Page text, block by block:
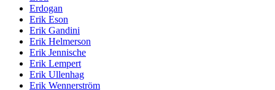
Erdogan
Erik Eson
Erik Gandini
Erik Helmerson
Erik Jennische
Erik Lempert
Erik Ullenhag
Erik Wennerström